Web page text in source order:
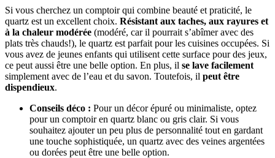
Si vous cherchez un comptoir qui combine beauté et praticité, le
quartz est un excellent choix. Résistant aux taches, aux rayures et
à la chaleur modérée (modéré, car il pourrait s’abîmer avec des
plats très chauds!), le quartz est parfait pour les cuisines occupées. Si
vous avez de jeunes enfants qui utilisent cette surface pour des jeux,
ce peut aussi être une belle option. En plus, il se lave facilement
simplement avec de l’eau et du savon. Toutefois, il peut être
dispendieux.
Conseils déco : Pour un décor épuré ou minimaliste, optez
pour un comptoir en quartz blanc ou gris clair. Si vous
souhaitez ajouter un peu plus de personnalité tout en gardant
une touche sophistiquée, un quartz avec des veines argentées
ou dorées peut être une belle option.